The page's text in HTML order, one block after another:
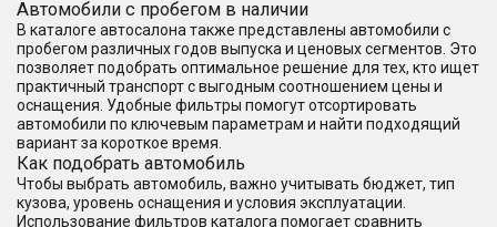
Автомобили с пробегом в наличии
В каталоге автосалона также представлены автомобили с
пробегом различных годов выпуска и ценовых сегментов. Это
позволяет подобрать оптимальное решение для тех, кто ищет
практичный транспорт с выгодным соотношением цены и
оснащения. Удобные фильтры помогут отсортировать
автомобили по ключевым параметрам и найти подходящий
вариант за короткое время.
Как подобрать автомобиль
Чтобы выбрать автомобиль, важно учитывать бюджет, тип
кузова, уровень оснащения и условия эксплуатации.
Использование фильтров каталога помогает сравнить